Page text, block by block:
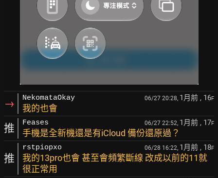
→ NekomataOkay 06/27 20:28, 1月前 , 16F
我的也會
推 Feases 06/27 22:52, 1月前 , 17F
手機是全新機還是有iCloud 備份還原過？
推
rstpiopxo 06/28 16:22, 1月前 , 18F
我的13pro也會 甚至會頻繁斷線 改成以前的11就
很正常用